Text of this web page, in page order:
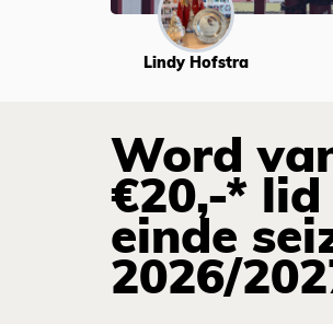
Lindy Hofstra
Word
€20,-*
einde
2026/